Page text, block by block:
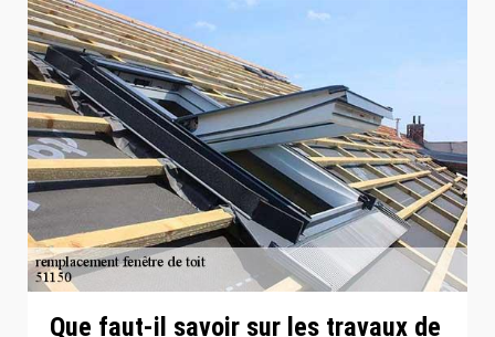
Que faut-il savoir sur les travaux de